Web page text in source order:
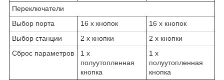
Переключатели
Выбор порта
16 x кнопок
16 x кнопок
Выбор станции
2 x кнопки
2 x кнопки
Сброс параметров
1 x
полуутопленная
кнопка
1 x
полуутопленная
кнопка